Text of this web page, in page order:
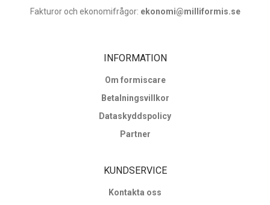
Fakturor och ekonomifrågor: ekonomi@milliformis.se
INFORMATION
Om formiscare
Betalningsvillkor
Dataskyddspolicy
Partner
KUNDSERVICE
Kontakta oss